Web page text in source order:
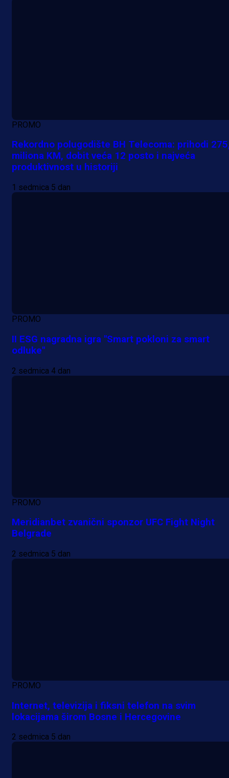
PROMO
Rekordno polugodište BH Telecoma: prihodi
miliona KM, dobit veća 12 posto i najveća
produktivnost u historiji
1 sedmica 5 dan
PROMO
II ESG nagradna igra "Smart pokloni za smart
odluke"
2 sedmica 4 dan
PROMO
Meridianbet zvanični sponzor UFC Fight Night
Belgrade
2 sedmica 5 dan
PROMO
Internet, televizija i fiksni telefon na svim
lokacijama širom Bosne i Hercegovine
2 sedmica 5 dan